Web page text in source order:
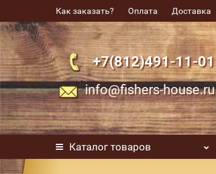
Как заказать? Оплата Доставка
+7(812)491-11-01
info@fishers-house.ru
Каталог товаров